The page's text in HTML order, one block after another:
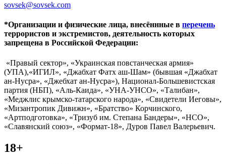
sovsek@sovsek.com
*Организации и физические лица, внесённные в перечень
террористов и экстремистов, деятельность которых
запрещена в Российской Федерации:
«Правый сектор», «Украинская повстанческая армия»
(УПА),«ИГИЛ», «Джабхат Фатх аш-Шам» (бывшая «Джабхат
ан-Нусра», «Джебхат ан-Нусра»), Национал-Большевистская
партия (НБП), «Аль-Каида», «УНА-УНСО», «Талибан»,
«Меджлис крымско-татарского народа», «Свидетели Иеговы»,
«Мизантропик Дивижн», «Братство» Корчинского,
«Артподготовка», «Тризуб им. Степана Бандеры», «НСО»,
«Славянский союз», «Формат-18», Дуров Павел Валерьевич.
18+